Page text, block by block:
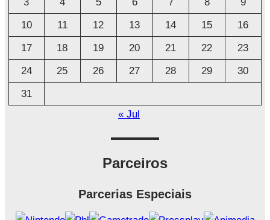
v
o
10
11 12 13 14 15
16
17
18 19 20 21 22
23
24
25 26 27 28 29
30
31
« Jul
Parceiros
Parcerias Especiais